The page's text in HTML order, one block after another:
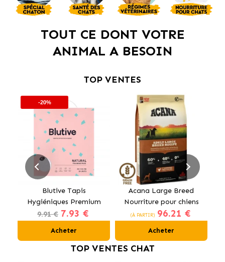
TOUT CE DONT VOTRE
ANIMAL A BESOIN
TOP VENTES
-20%
Blutive Tapis
Hygiéniques Premium
pour Chiens 60x60 cm
9.91 € 7.93 €
Acheter
Acana Large Breed
Nourriture pour chiens
de grandes races au
(À PARTIR) 96.21 €
Acheter
TOP VENTES CHAT